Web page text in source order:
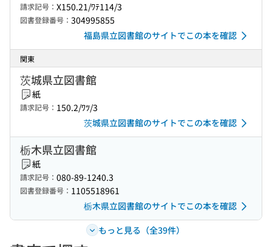
請求記号： X150.21/ﾜﾃ114/3
図書登録番号： 304995855
福島県立図書館のサイトでこの本を確認
関東
茨城県立図書館
紙
請求記号： 150.2/ﾜﾂ/3
茨城県立図書館のサイトでこの本を確認
栃木県立図書館
紙
請求記号： 080-89-1240.3
図書登録番号： 1105518961
栃木県立図書館のサイトでこの本を確認
もっと見る（全39件）